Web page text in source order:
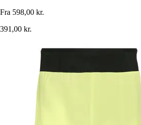
Fra 598,00 kr.
391,00 kr.